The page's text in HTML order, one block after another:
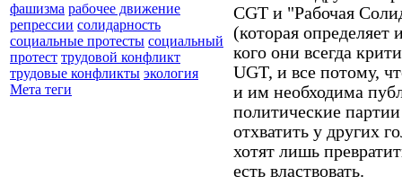
фашизма рабочее движение
репрессии солидарность
социальные протесты социальный
протест трудовой конфликт
трудовые конфликты экология
Мета теги
CGT и "Рабочая
(которая определяет
кого они всегда
UGT, и все потому,
и им необходима
политические
отхватить у других
хотят лишь
есть властвовать.